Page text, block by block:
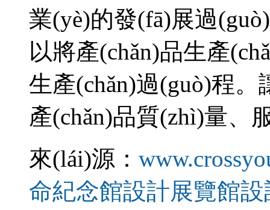
業(yè)的發(fā)展過(guò)
以將產(chǎn)品生產
生產(chǎn)過(guò)程
產(chǎn)品質(zhì)量
來(lái)源：
命紀念館設計展覽館設